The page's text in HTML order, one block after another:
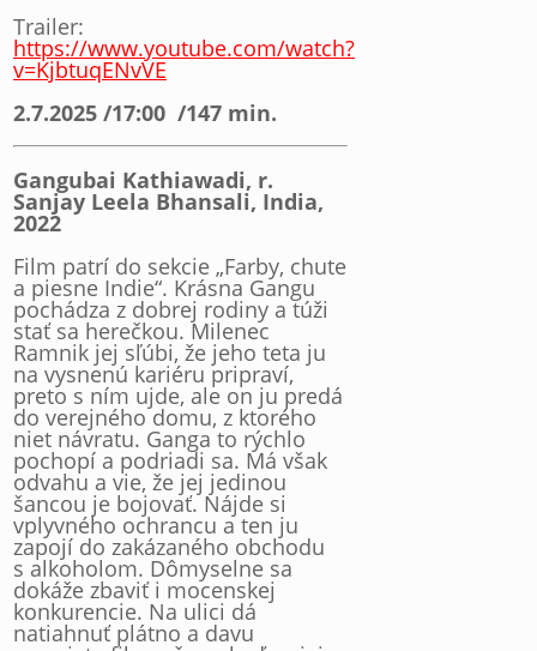
Trailer:
https://www.youtube.com/watch?
v=KjbtuqENvVE
2.7.2025 /17:00 /147 min.
Gangubai Kathiawadi, r.
Sanjay Leela Bhansali, India,
2022
Film patrí do sekcie „Farby, chute
a piesne Indie“. Krásna Gangu
pochádza z dobrej rodiny a túži
stať sa herečkou. Milenec
Ramnik jej sľúbi, že jeho teta ju
na vysnenú kariéru pripraví,
preto s ním ujde, ale on ju predá
do verejného domu, z ktorého
niet návratu. Ganga to rýchlo
pochopí a podriadi sa. Má však
odvahu a vie, že jej jedinou
šancou je bojovať. Nájde si
vplyvného ochrancu a ten ju
zapojí do zakázaného obchodu
s alkoholom. Dômyselne sa
dokáže zbaviť i mocenskej
konkurencie. Na ulici dá
natiahnuť plátno a davu